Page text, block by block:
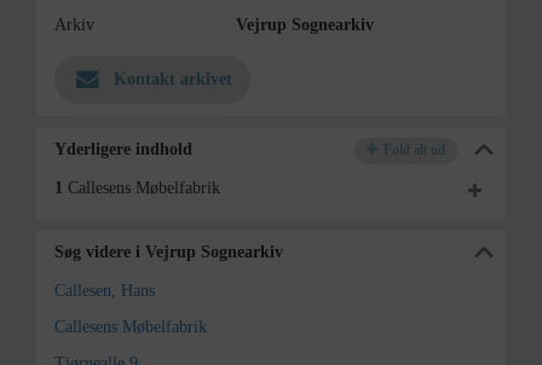
Arkiv Vejrup Sognearkiv
Kontakt arkivet
Yderligere indhold Fold alt ud
1 Callesens Møbelfabrik
Søg videre i Vejrup Sognearkiv
Callesen, Hans
Callesens Møbelfabrik